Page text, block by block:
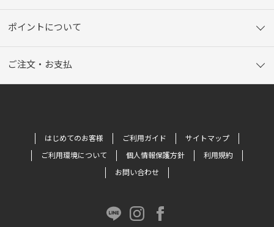
ポイントについて
ご注文・お支払
はじめてのお客様 ご利用ガイド
サイトマップ
ご利用環境について
個人情報保護方針
利用規約
お問い合わせ